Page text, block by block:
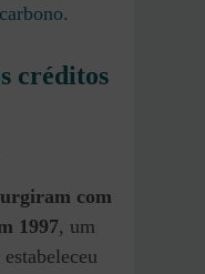
.
créditos
com
1997, um